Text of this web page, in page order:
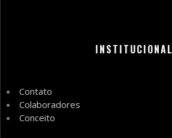
INSTITUCIONAL
Contato
Colaboradores
Conceito